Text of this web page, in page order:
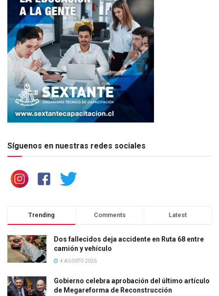
Síguenos en nuestras redes sociales
Trending Comments Latest
Dos fallecidos deja accidente en Ruta 68 entre
camión y vehículo
4 AGOSTO 2026
Gobierno celebra aprobación del último artículo
de Megareforma de Reconstrucción